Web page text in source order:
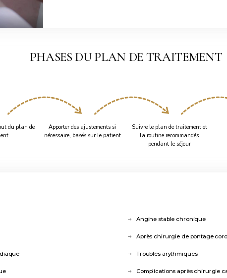
PHASES DU PLAN DE TRAITEMENT
du plan de
Apporter des ajustements si
nécessaire, basés sur le patient
Suivre le plan de traitement et
la routine recommandés
pendant le séjour
Angine stable chronique
Après chirurgie de pontage
Troubles arythmiques
Complications après chirurgie